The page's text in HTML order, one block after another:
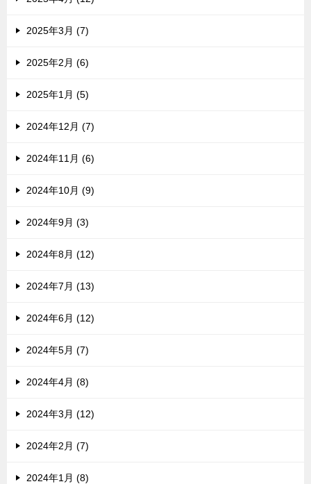
2025年3月 (7)
2025年2月 (6)
2025年1月 (5)
2024年12月 (7)
2024年11月 (6)
2024年10月 (9)
2024年9月 (3)
2024年8月 (12)
2024年7月 (13)
2024年6月 (12)
2024年5月 (7)
2024年4月 (8)
2024年3月 (12)
2024年2月 (7)
2024年1月 (8)